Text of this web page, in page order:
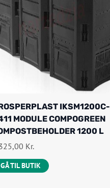
IKSM1200C-
MODULE COMPOGREEN
1200 L
Kr.
GÅ TIL BUTIK